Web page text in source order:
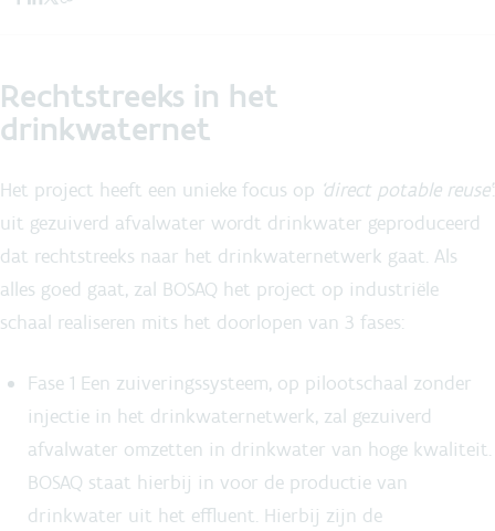
Rechtstreeks in het
drinkwaternet
Het project heeft een unieke focus op ‘direct potable reuse’:
uit gezuiverd afvalwater wordt drinkwater geproduceerd
dat rechtstreeks naar het drinkwaternetwerk gaat. Als
alles goed gaat, zal BOSAQ het project op industriële
schaal realiseren mits het doorlopen van 3 fases:
Fase 1 Een zuiveringssysteem, op pilootschaal zonder
injectie in het drinkwaternetwerk, zal gezuiverd
afvalwater omzetten in drinkwater van hoge kwaliteit.
BOSAQ staat hierbij in voor de productie van
drinkwater uit het effluent. Hierbij zijn de